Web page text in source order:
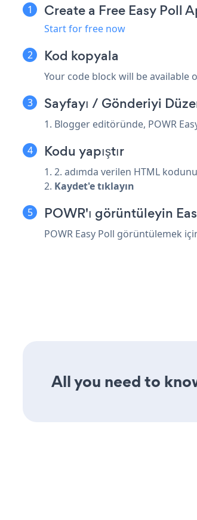
Create a Free Easy Poll
Start for free now
Kod kopyala
Your code block will be available
Sayfayı / Gönderiyi
1. Blogger editöründe, POWR
Kodu yapıştır
1. 2. adımda verilen HTML
2. Kaydet'e tıklayın
POWR'ı görüntüleyin
POWR Easy Poll görüntülemek
All you need to